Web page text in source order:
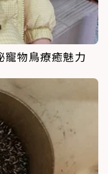
物鳥療癒魅力